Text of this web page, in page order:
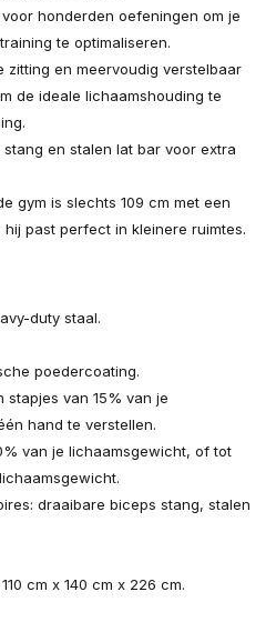
honderden oefeningen om je
te optimaliseren.
zitting en meervoudig verstelbaar
de ideale lichaamshouding te
en stalen lat bar voor extra
gym is slechts 109 cm met een
hij past perfect in kleinere ruimtes.
duty staal.
poedercoating.
stapjes van 15% van je
hand te verstellen.
van je lichaamsgewicht, of tot
draaibare biceps stang, stalen
cm x 140 cm x 226 cm.